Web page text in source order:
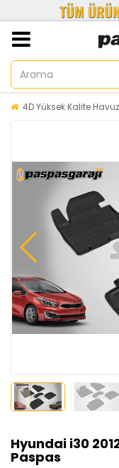
4D Yüksek Kalite
Hyundai i30
Paspas